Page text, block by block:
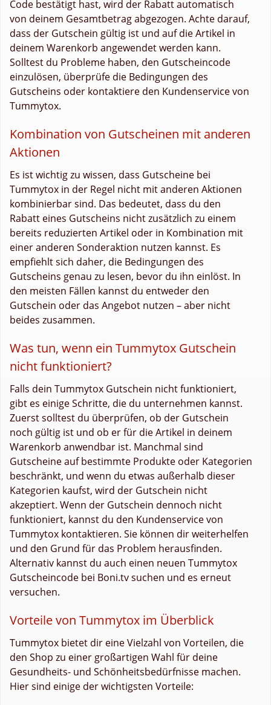
Code bestätigt hast, wird der Rabatt automatisch
von deinem Gesamtbetrag abgezogen. Achte darauf,
dass der Gutschein gültig ist und auf die Artikel in
deinem Warenkorb angewendet werden kann.
Solltest du Probleme haben, den Gutscheincode
einzulösen, überprüfe die Bedingungen des
Gutscheins oder kontaktiere den Kundenservice von
Tummytox.
Kombination von Gutscheinen mit anderen
Aktionen
Es ist wichtig zu wissen, dass Gutscheine bei
Tummytox in der Regel nicht mit anderen Aktionen
kombinierbar sind. Das bedeutet, dass du den
Rabatt eines Gutscheins nicht zusätzlich zu einem
bereits reduzierten Artikel oder in Kombination mit
einer anderen Sonderaktion nutzen kannst. Es
empfiehlt sich daher, die Bedingungen des
Gutscheins genau zu lesen, bevor du ihn einlöst. In
den meisten Fällen kannst du entweder den
Gutschein oder das Angebot nutzen – aber nicht
beides zusammen.
Was tun, wenn ein Tummytox Gutschein
nicht funktioniert?
Falls dein Tummytox Gutschein nicht funktioniert,
gibt es einige Schritte, die du unternehmen kannst.
Zuerst solltest du überprüfen, ob der Gutschein
noch gültig ist und ob er für die Artikel in deinem
Warenkorb anwendbar ist. Manchmal sind
Gutscheine auf bestimmte Produkte oder Kategorien
beschränkt, und wenn du etwas außerhalb dieser
Kategorien kaufst, wird der Gutschein nicht
akzeptiert. Wenn der Gutschein dennoch nicht
funktioniert, kannst du den Kundenservice von
Tummytox kontaktieren. Sie können dir weiterhelfen
und den Grund für das Problem herausfinden.
Alternativ kannst du auch einen neuen Tummytox
Gutscheincode bei Boni.tv suchen und es erneut
versuchen.
Vorteile von Tummytox im Überblick
Tummytox bietet dir eine Vielzahl von Vorteilen, die
den Shop zu einer großartigen Wahl für deine
Gesundheits- und Schönheitsbedürfnisse machen.
Hier sind einige der wichtigsten Vorteile: